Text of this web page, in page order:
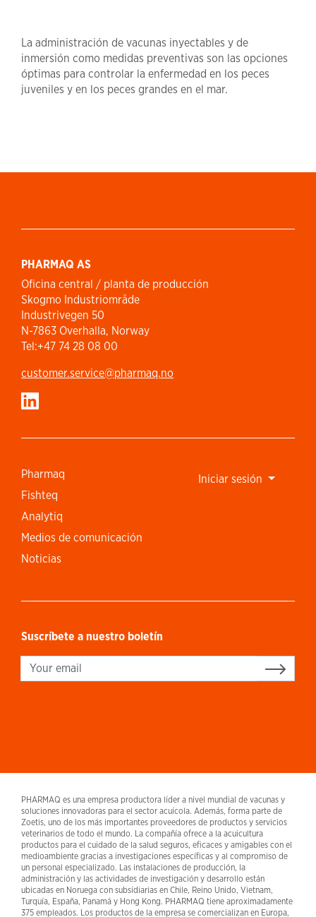
La administración de vacunas inyectables y de
inmersión como medidas preventivas son las opciones
óptimas para controlar la enfermedad en los peces
juveniles y en los peces grandes en el mar.
PHARMAQ AS
Oficina central / planta de producción
Skogmo Industriområde
Industrivegen 50
N-7863 Overhalla, Norway
Tel:+47 74 28 08 00
customer.service​@pharmaq.no
Pharmaq
Fishteq
Analytiq
Medios de comunicación
Noticias
Iniciar sesión
Suscríbete a nuestro boletín
Sign up
PHARMAQ es una empresa productora líder a nivel mundial de vacunas y
soluciones innovadoras para el sector acuícola. Además, forma parte de
Zoetis, uno de los más importantes proveedores de productos y servicios
veterinarios de todo el mundo. La compañía ofrece a la acuicultura
productos para el cuidado de la salud seguros, eficaces y amigables con el
medioambiente gracias a investigaciones específicas y al compromiso de
un personal especializado. Las instalaciones de producción, la
administración y las actividades de investigación y desarrollo están
ubicadas en Noruega con subsidiarias en Chile, Reino Unido, Vietnam,
Turquía, España, Panamá y Hong Kong. PHARMAQ tiene aproximadamente
375 empleados. Los productos de la empresa se comercializan en Europa,